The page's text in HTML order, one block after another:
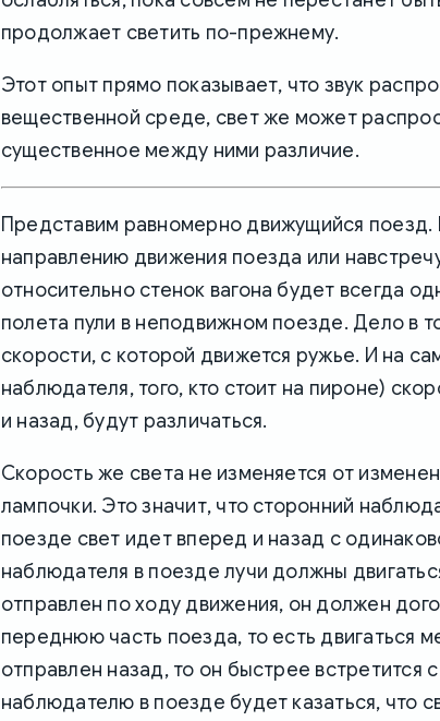
продолжает светить по-прежнему.
Этот опыт прямо показывает, что звук
вещественной среде, свет же может
существенное между ними различие.
Представим равномерно движущийся поезд.
направлению движения поезда или
относительно стенок вагона будет всегда
полета пули в неподвижном поезде. Дело в
скорости, с которой движется ружье. И на
наблюдателя, того, кто стоит на пироне)
и назад, будут различаться.
Скорость же света не изменяется от
лампочки. Это значит, что сторонний
поезде свет идет вперед и назад с
наблюдателя в поезде лучи должны
отправлен по ходу движения, он должен
переднюю часть поезда, то есть двигаться
отправлен назад, то он быстрее встретится
наблюдателю в поезде будет казаться, что